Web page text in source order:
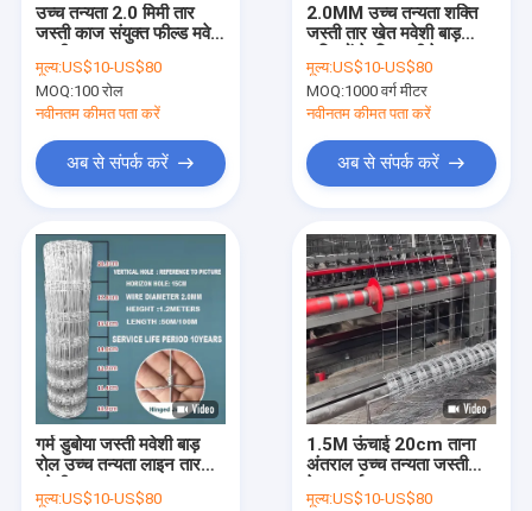
उत्पादों
वीआर शो
हमारे बारे में
फ़ैक्टरी टूर
उच्च तन्यता 2.0 मिमी तार
जस्ती काज संयुक्त फील्ड मवेशी
मूल्य:US$10-US$80
MOQ:100 रोल
नवीनतम कीमत पता करें
अब से संपर्क करें
2.0MM उच्च तन्यता शक्ति
जस्ती तार खेत मवेशी बाड़
सतह उपचार
मूल्य:US$10-US$80
MOQ:1000 वर्ग मीटर
नवीनतम कीमत पता करें
अब से संपर्क करें
गर्म डुबोया जस्ती मवेशी बाड़
रोल उच्च तन्यता लाइन तार
मूल्य:US$10-US$80
1.5M ऊंचाई 20cm ताना
अंतराल उच्च तन्यता जस्ती
मूल्य:US$10-US$80